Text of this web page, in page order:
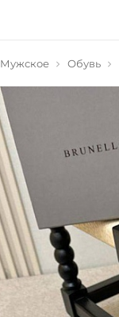
Мужское Обувь